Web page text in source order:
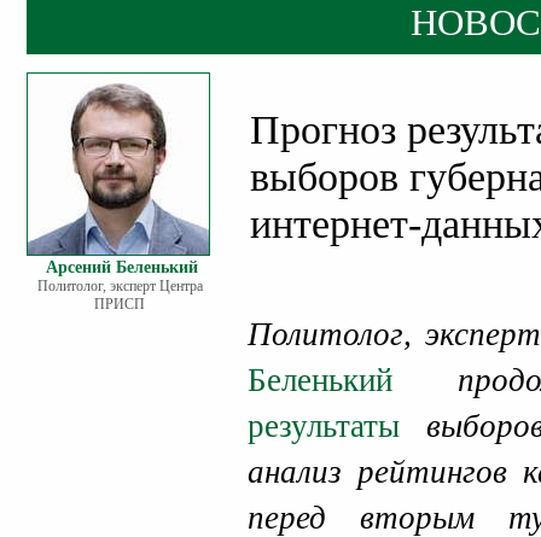
Арсений Беленький
Политолог, эксперт Центра
ПРИСП
Прогноз
выборов
интернет-
Политолог,
Беленький
результаты
анализ рейтингов
перед вторым